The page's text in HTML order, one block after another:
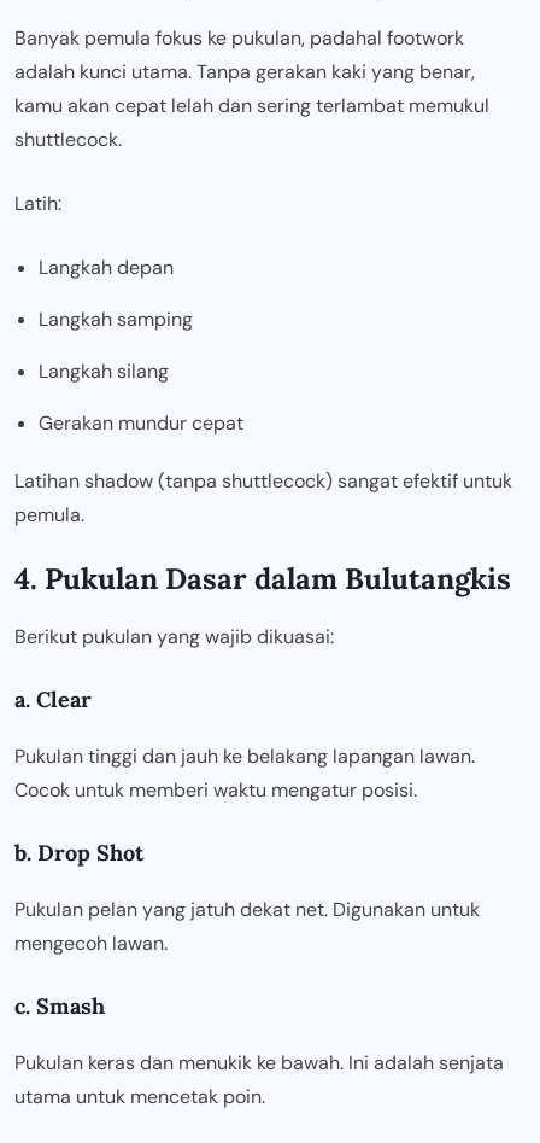
Banyak pemula fokus ke pukulan, padahal footwork
adalah kunci utama. Tanpa gerakan kaki yang benar,
kamu akan cepat lelah dan sering terlambat memukul
shuttlecock.
Latih:
Langkah depan
Langkah samping
Langkah silang
Gerakan mundur cepat
Latihan shadow (tanpa shuttlecock) sangat efektif untuk
pemula.
4. Pukulan Dasar dalam Bulutangkis
Berikut pukulan yang wajib dikuasai:
a. Clear
Pukulan tinggi dan jauh ke belakang lapangan lawan.
Cocok untuk memberi waktu mengatur posisi.
b. Drop Shot
Pukulan pelan yang jatuh dekat net. Digunakan untuk
mengecoh lawan.
c. Smash
Pukulan keras dan menukik ke bawah. Ini adalah senjata
utama untuk mencetak poin.